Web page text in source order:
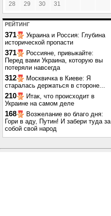
28 29 30 31
РЕЙТИНГ
371
Украина и Россия: Глубина
исторической пропасти
371
Россияне, привыкайте:
Перед вами Украина, которую вы
потеряли навсегда
312
Москвичка в Киеве: Я
старалась держаться в стороне...
210
Итак, что происходит в
Украине на самом деле
168
Возжелание во благо дня:
Гори в аду, Путин! И забери туда за
собой свой народ